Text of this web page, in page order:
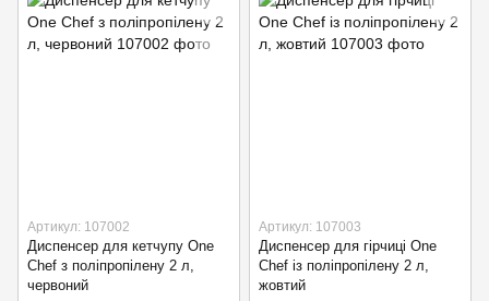
Артикул: 107002
Диспенсер для кетчупу One
Chef з поліпропілену 2 л,
червоний
Артикул: 107003
Диспенсер для гірчиці One
Chef із поліпропілену 2 л,
жовтий